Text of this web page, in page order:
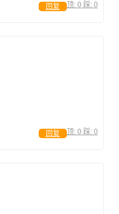
顶: 0 踩: 0
回复
顶: 0 踩: 0
回复